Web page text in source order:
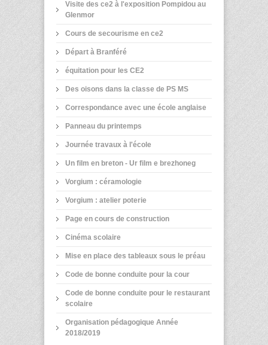
Visite des ce2 à l'exposition Pompidou au
Glenmor
Cours de secourisme en ce2
Départ à Branféré
équitation pour les CE2
Des oisons dans la classe de PS MS
Correspondance avec une école anglaise
Panneau du printemps
Journée travaux à l'école
Un film en breton - Ur film e brezhoneg
Vorgium : céramologie
Vorgium : atelier poterie
Page en cours de construction
Cinéma scolaire
Mise en place des tableaux sous le préau
Code de bonne conduite pour la cour
Code de bonne conduite pour le restaurant
scolaire
Organisation pédagogique Année
2018/2019